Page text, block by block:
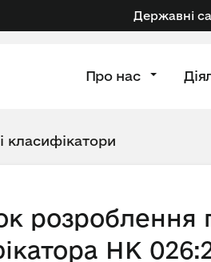
Державні
Про нас
класифікатори
розроблення
НК